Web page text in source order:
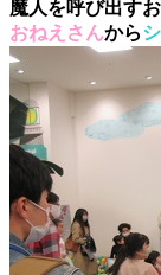
魔人を呼び出す
おねえさんから